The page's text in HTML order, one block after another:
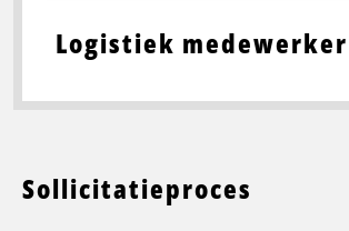
Logistiek medewerker
Sollicitatieproces